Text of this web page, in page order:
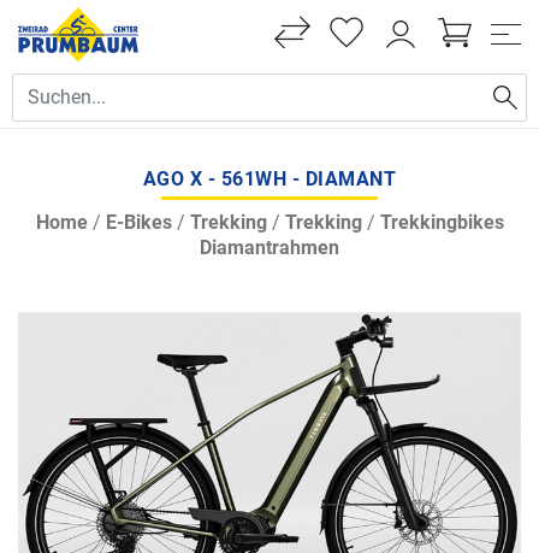
AGO X - 561WH - DIAMANT
Home/ E-Bikes/ Trekking/ Trekking/ Trekkingbikes
Diamantrahmen